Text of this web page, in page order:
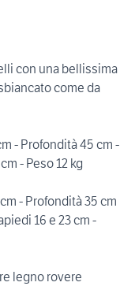
con una bellissima
come da
- Profondità 45 cm -
- Peso 12 kg
- Profondità 35 cm
16 e 23 cm -
legno rovere